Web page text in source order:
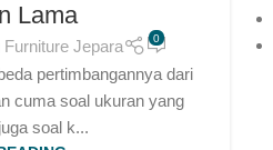
Lama
Jepara 0
pertimbangannya dari
cuma soal ukuran yang
soal k...